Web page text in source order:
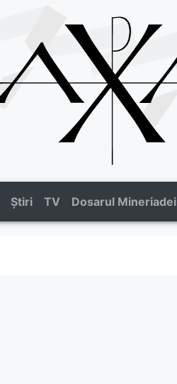
Știri TV Dosarul Mineriadei